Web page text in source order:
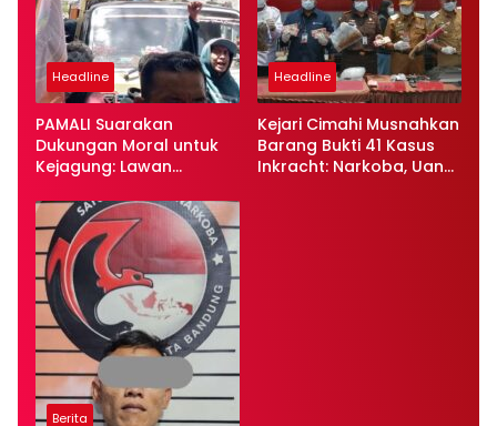
Headline
PAMALI Suarakan
Dukungan Moral untuk
Kejagung: Lawan
Keadilan!
Headline
Kejari Cimahi Musnahkan
Barang Bukti 41 Kasus
Inkracht: Narkoba, Uang
Berita